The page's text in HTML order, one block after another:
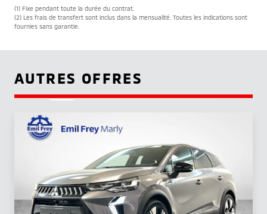
(1) Fixe pendant toute la durée du contrat.
(2) Les frais de transfert sont inclus dans la mensualité. Toutes les indications sont
fournies sans garantie.
AUTRES OFFRES